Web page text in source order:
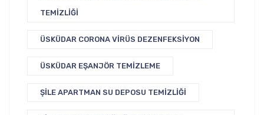
TEMIZLIĞI
ÜSKÜDAR CORONA VIRÜS DEZENFEKSIYON
ÜSKÜDAR EŞANJÖR TEMIZLEME
ŞILE APARTMAN SU DEPOSU TEMIZLIĞI